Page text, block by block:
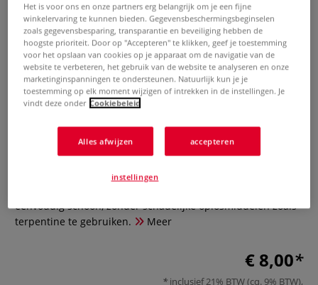
Royal Talens | Cobra
penseelreiniger 104 —
oplosmiddelvrij
0 Beoordeling
Met deze penseelreiniger kun je je penselen schoonmaken,
of je nu met Cobra watervermengbare olieverf gewerkt hebt
eenvoudig schoon, zónder schadelijke oplosmiddelen zoals
terpentine te gebruiken.
Meer
€ 8,00
inclusief 21% BTW (cq. 9% BTW),
Het is voor ons en onze partners erg belangrijk om je een fijne
winkelervaring te kunnen bieden. Gegevensbeschermingsbeginselen
zoals gegevensbesparing, transparantie en beveiliging hebben de
hoogste prioriteit. Door op "Accepteren" te klikken, geef je toestemming
voor het opslaan van cookies op je apparaat om de navigatie van de
website te verbeteren, het gebruik van de website te analyseren en onze
marketinginspanningen te ondersteunen. Natuurlijk kun je je
toestemming op elk moment wijzigen of intrekken in de instellingen. Je
vindt deze onder Cookiebeleid
Alles afwijzen accepteren
instellingen